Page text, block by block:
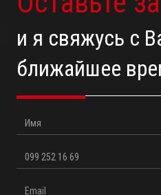
и я свяжусь с
ближайшее
Имя
Телефон
Email